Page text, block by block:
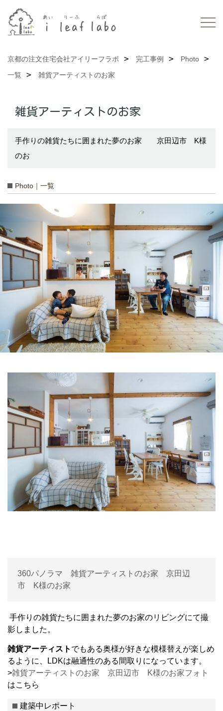
京都の注文住宅会社アイリーフラボ 完工事例
Photo
一覧
雑貨アーティストのお家
雑貨アーティストのお家
手作りの雑貨たちに囲まれた夢のお家 京田辺市 K様
のお
Photo｜一覧
360パノラマ 雑貨アーティストのお家 京田辺
市 K様のお家
手作りの雑貨たちに囲まれた夢のお家のリビングにて撮
影しました。
雑貨アーティスト でもある奥様が好きな模様替えが楽しめ
るように、LDKは融通性のある間取りになっています。
>雑貨アーティストのお家 京田辺市 K様のお家フォト
はこちら
建築中レポート